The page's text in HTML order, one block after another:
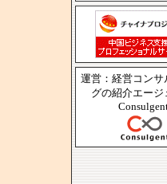
運営：経営コンサ
グの紹介エージ